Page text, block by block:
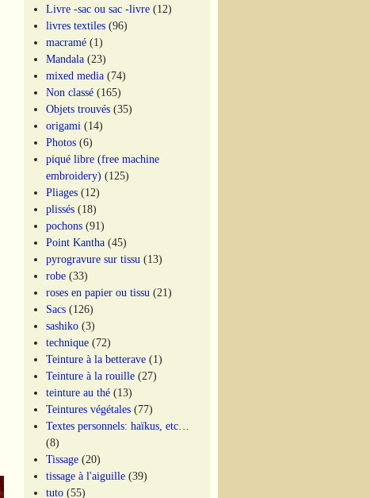
Livre -sac ou sac -livre (12)
livres textiles (96)
macramé (1)
Mandala (23)
mixed media (74)
Non classé (165)
Objets trouvés (35)
origami (14)
Photos (6)
piqué libre (free machine
embroidery) (125)
Pliages (12)
plissés (18)
pochons (91)
Point Kantha (45)
pyrogravure sur tissu (13)
robe (33)
roses en papier ou tissu (21)
Sacs (126)
sashiko (3)
technique (72)
Teinture à la betterave (1)
Teinture à la rouille (27)
teinture au thé (13)
Teintures végétales (77)
Textes personnels: haïkus, etc…
(8)
Tissage (20)
tissage à l'aiguille (39)
tuto (55)